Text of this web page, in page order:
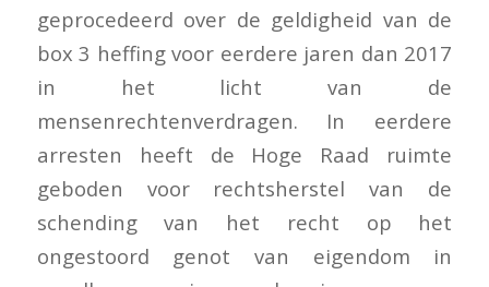
geprocedeerd over de geldigheid van de
box 3 heffing voor eerdere jaren dan 2017
in het licht van de
mensenrechtenverdragen. In eerdere
arresten heeft de Hoge Raad ruimte
geboden voor rechtsherstel van de
schending van het recht op het
ongestoord genot van eigendom in